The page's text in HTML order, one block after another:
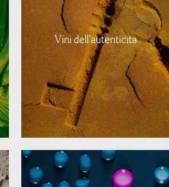
Vini dell'autenticità